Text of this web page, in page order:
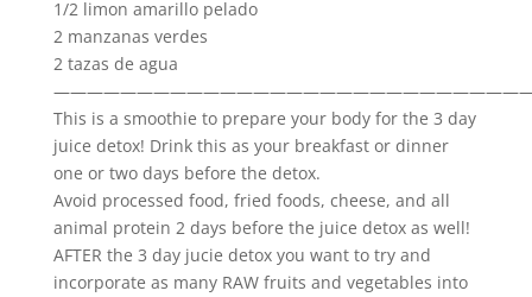
1/2 limon amarillo pelado
2 manzanas verdes
2 tazas de agua
This is a smoothie to prepare your body for the 3 day
juice detox! Drink this as your breakfast or dinner
one or two days before the detox.
Avoid processed food, fried foods, cheese, and all
animal protein 2 days before the juice detox as well!
AFTER the 3 day jucie detox you want to try and
incorporate as many RAW fruits and vegetables into